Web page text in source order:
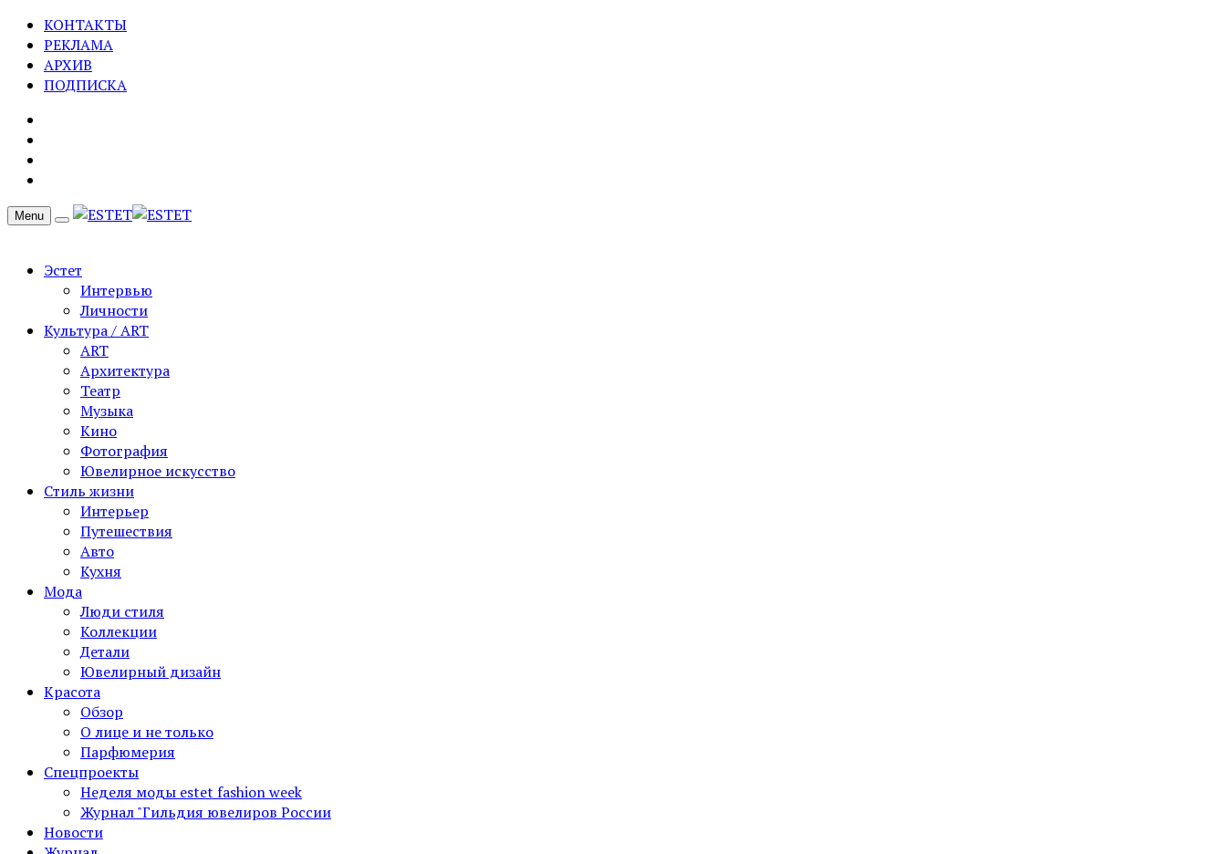
КОНТАКТЫ
РЕКЛАМА
АРХИВ
ПОДПИСКА
Menu
Эстет
Интервью
Личности
Культура / ART
ART
Архитектура
Театр
Музыка
Кино
Фотография
Ювелирное искусство
Стиль жизни
Интерьер
Путешествия
Авто
Кухня
Мода
Люди стиля
Коллекции
Детали
Ювелирный дизайн
Красота
Обзор
О лице и не только
Парфюмерия
Спецпроекты
Неделя моды estet fashion week
Журнал "Гильдия ювелиров России
Новости